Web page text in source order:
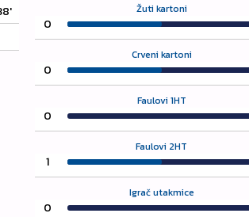
Žuti kartoni
0
Crveni kartoni
0
Faulovi 1HT
0
Faulovi 2HT
1
Igrač utakmice
0